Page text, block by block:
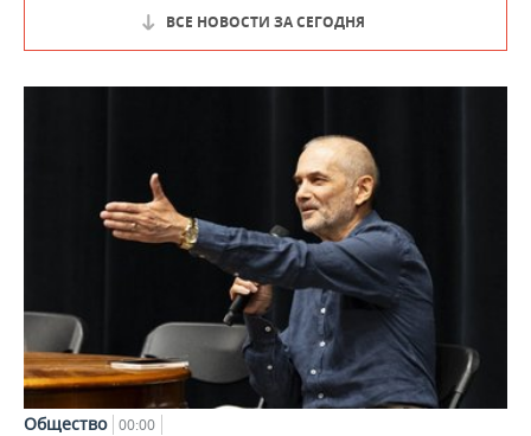
ВСЕ НОВОСТИ ЗА СЕГОДНЯ
Общество 00:00